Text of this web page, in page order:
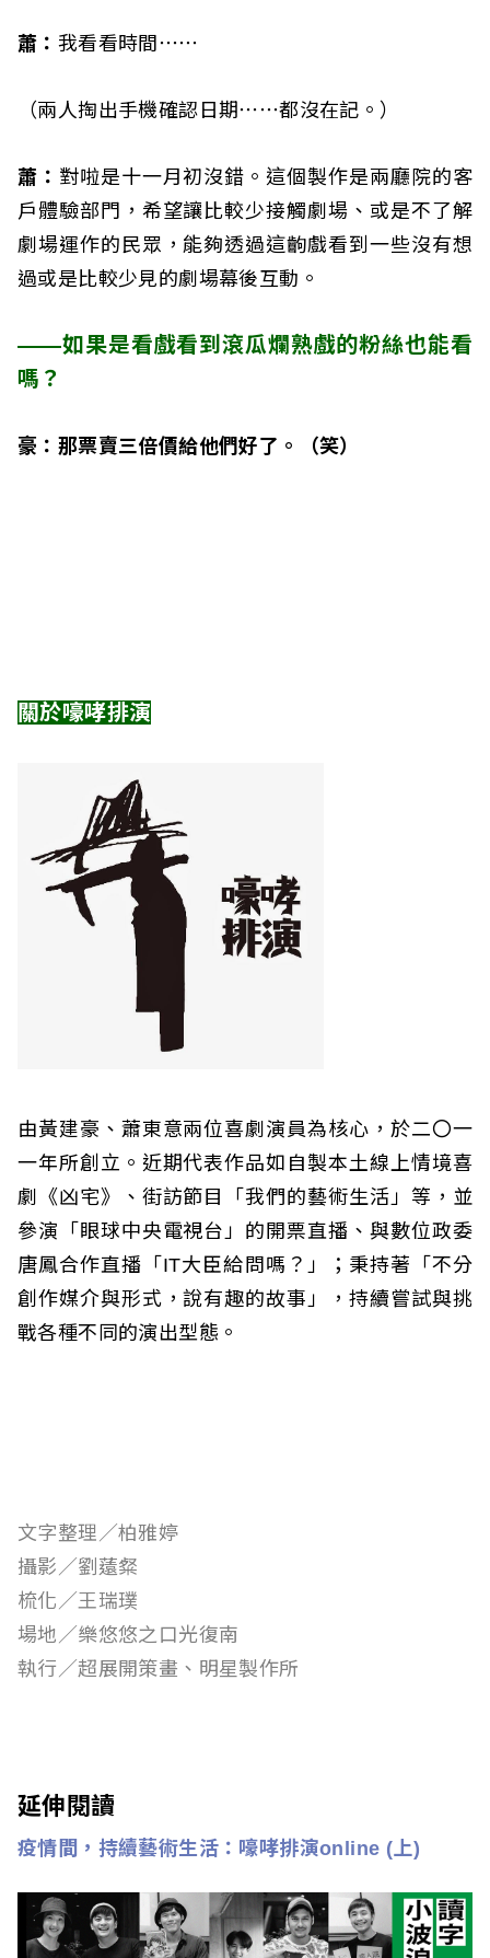
蕭： 我看看時間⋯⋯
（兩人掏出手機確認日期⋯⋯都沒在記。）
蕭： 對啦是十一月初沒錯。這個製作是兩廳院的客
戶體驗部門，希望讓比較少接觸劇場、或是不了解
劇場運作的民眾，能夠透過這齣戲看到一些沒有想
過或是比較少見的劇場幕後互動。
——如果是看戲看到滾瓜爛熟戲的粉絲也能看
嗎？
豪：那票賣三倍價給他們好了。（笑）
關於嚎哮排演
由黃建豪、蕭東意兩位喜劇演員為核心，於二〇一
一年所創立。近期代表作品如自製本土線上情境喜
劇《凶宅》、街訪節目「我們的藝術生活」等，並
參演「眼球中央電視台」的開票直播、與數位政委
唐鳳合作直播「IT大臣給問嗎？」；秉持著「不分
創作媒介與形式，說有趣的故事」，持續嘗試與挑
戰各種不同的演出型態。
文字整理／柏雅婷
攝影／劉薳粲
梳化／王瑞璞
場地／樂悠悠之口光復南
執行／超展開策畫、明星製作所
延伸閱讀
疫情間，持續藝術生活：嚎哮排演online (上)